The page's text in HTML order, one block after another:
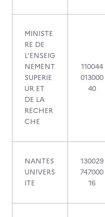
MINISTE
RE DE
L'ENSEIG
NEMENT
SUPERIE
UR ET
DE LA
RECHER
CHE
110044
013000
40
NANTES
UNIVERS
ITE
130029
747000
16